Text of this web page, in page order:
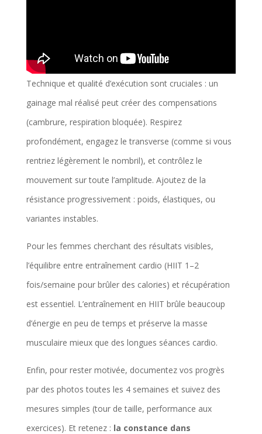
Technique et qualité d’exécution sont cruciales : un
gainage mal réalisé peut créer des compensations
(cambrure, respiration bloquée). Respirez
profondément, engagez le transverse (comme si vous
rentriez légèrement le nombril), et contrôlez le
mouvement sur toute l’amplitude. Ajoutez de la
résistance progressivement : poids, élastiques, ou
variantes instables.
Pour les femmes cherchant des résultats visibles,
l’équilibre entre entraînement cardio (HIIT 1–2
fois/semaine pour brûler des calories) et récupération
est essentiel. L’entraînement en HIIT brûle beaucoup
d’énergie en peu de temps et préserve la masse
musculaire mieux que des longues séances cardio.
Enfin, pour rester motivée, documentez vos progrès
par des photos toutes les 4 semaines et suivez des
mesures simples (tour de taille, performance aux
exercices). Et retenez : la constance dans